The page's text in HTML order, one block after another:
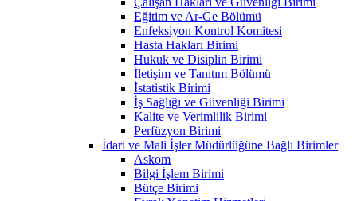
Eğitim ve Ar-Ge Bölümü
Enfeksiyon Kontrol Komitesi
Hasta Hakları Birimi
Hukuk ve Disiplin Birimi
İletişim ve Tanıtım Bölümü
İstatistik Birimi
İş Sağlığı ve Güvenliği Birimi
Kalite ve Verimlilik Birimi
Perfüzyon Birimi
İdari ve Mali İşler Müdürlüğüne Bağlı Birimler
Askom
Bilgi İşlem Birimi
Bütçe Birimi